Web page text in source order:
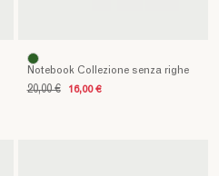
Notebook Collezione senza righe
20,00 € 16,00 €